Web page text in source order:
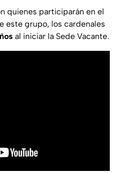
quienes participarán en el
este grupo, los cardenales
al iniciar la Sede Vacante.